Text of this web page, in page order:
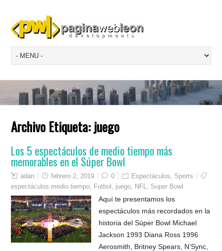
Archivo Etiqueta: juego
Los 5 espectáculos de medio tiempo más
memorables en el Súper Bowl
adan febrero 2, 2019 0 Espectáculos
Sports
espectáculos medio tiempo
Futbol juego NFL Super Bowl
Aquí te presentamos los
espectáculos más recordados en la
historia del Súper Bowl Michael
Jackson 1993 Diana Ross 1996
Aerosmith, Britney Spears, N’Sync,